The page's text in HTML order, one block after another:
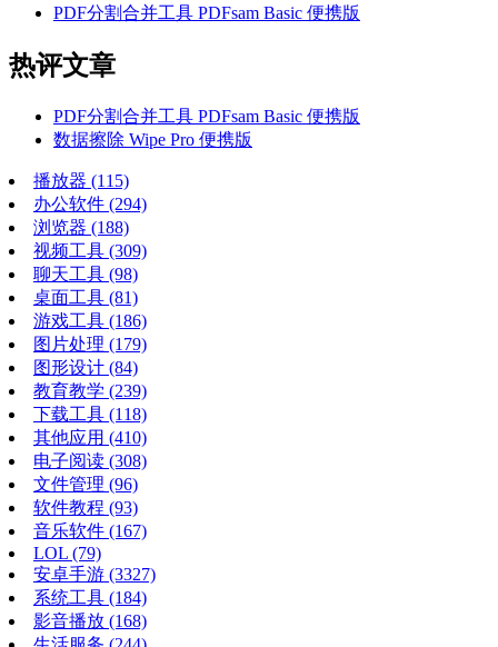
PDF分割合并工具 PDFsam Basic 便携版
热评文章
PDF分割合并工具 PDFsam Basic 便携版
数据擦除 Wipe Pro 便携版
播放器 (115)
办公软件 (294)
浏览器 (188)
视频工具 (309)
聊天工具 (98)
桌面工具 (81)
游戏工具 (186)
图片处理 (179)
图形设计 (84)
教育教学 (239)
下载工具 (118)
其他应用 (410)
电子阅读 (308)
文件管理 (96)
软件教程 (93)
音乐软件 (167)
LOL (79)
安卓手游 (3327)
系统工具 (184)
影音播放 (168)